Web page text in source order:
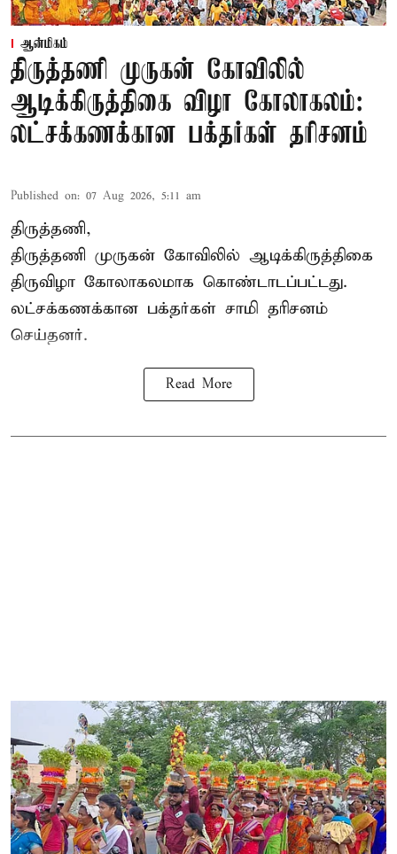
ஆன்மிகம்
திருத்தணி முருகன் கோவிலில்
ஆடிக்கிருத்திகை விழா கோலாகலம்:
லட்சக்கணக்கான பக்தர்கள் தரிசனம்
Published on: 07 Aug 2026, 5:11 am
திருத்தணி,
திருத்தணி முருகன் கோவிலில் ஆடிக்கிருத்திகை
திருவிழா கோலாகலமாக கொண்டாடப்பட்டது.
லட்சக்கணக்கான பக்தர்கள் சாமி தரிசனம்
செய்தனர்.
Read More